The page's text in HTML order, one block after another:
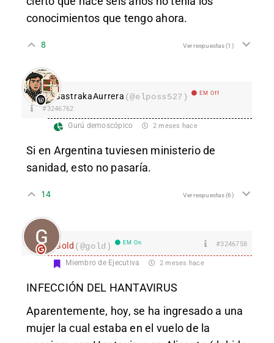
conocimientos que tengo ahora.
8 Ver respuestas(1)
SastrakaAurrera (@elposs527) EM Off
#3246762
Gurú demoscópico 2 meses hace
Si en Argentina tuviesen ministerio de
sanidad, esto no pasaría.
14 Ver respuestas(6)
Gold (@gold) EM On #3246758
Miembro de Ejecutiva 2 meses hace
INFECCIÓN DEL HANTAVIRUS
Aparentemente, hoy, se ha ingresado a una
mujer la cual estaba en el vuelo de la